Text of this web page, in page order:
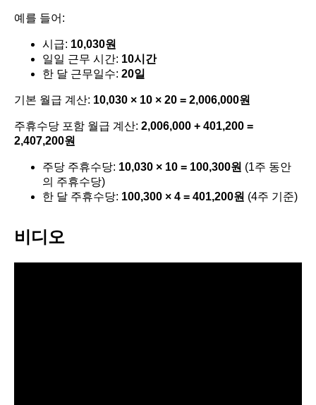
예를 들어:
시급: 10,030원
일일 근무 시간: 10시간
한 달 근무일수: 20일
기본 월급 계산: 10,030 × 10 × 20 = 2,006,000원
주휴수당 포함 월급 계산: 2,006,000 + 401,200 =
2,407,200원
주당 주휴수당: 10,030 × 10 = 100,300원 (1주 동안
의 주휴수당)
한 달 주휴수당: 100,300 × 4 = 401,200원 (4주 기준)
비디오